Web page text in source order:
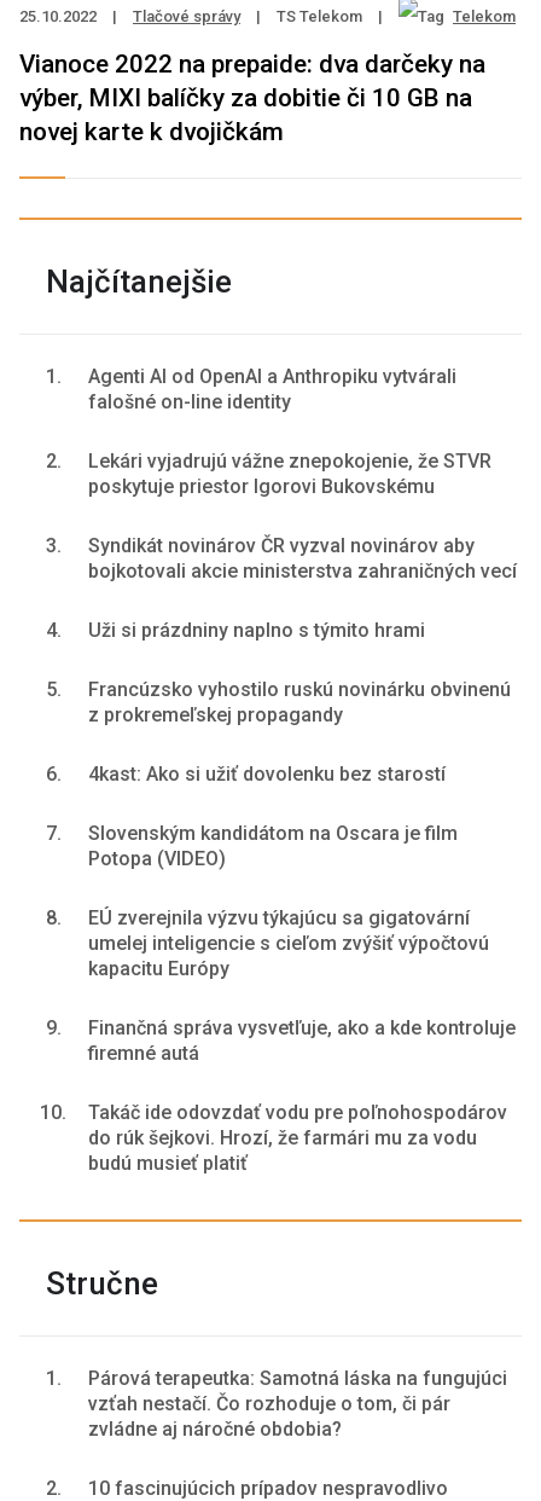
25.10.2022 | Tlačové správy | TS Telekom | Telekom
Vianoce 2022 na prepaide: dva darčeky na
výber, MIXI balíčky za dobitie či 10 GB na
novej karte k dvojičkám
Najčítanejšie
1.
Agenti AI od OpenAI a Anthropiku vytvárali
falošné on-line identity
2.
Lekári vyjadrujú vážne znepokojenie, že STVR
poskytuje priestor Igorovi Bukovskému
3.
Syndikát novinárov ČR vyzval novinárov aby
bojkotovali akcie ministerstva zahraničných vecí
4. Uži si prázdniny naplno s týmito hrami
5.
Francúzsko vyhostilo ruskú novinárku obvinenú
z prokremeľskej propagandy
6. 4kast: Ako si užiť dovolenku bez starostí
7.
Slovenským kandidátom na Oscara je film
Potopa (VIDEO)
8.
EÚ zverejnila výzvu týkajúcu sa gigatovární
umelej inteligencie s cieľom zvýšiť výpočtovú
kapacitu Európy
9.
Finančná správa vysvetľuje, ako a kde kontroluje
firemné autá
10.
Takáč ide odovzdať vodu pre poľnohospodárov
do rúk šejkovi. Hrozí, že farmári mu za vodu
budú musieť platiť
Stručne
1.
Párová terapeutka: Samotná láska na fungujúci
vzťah nestačí. Čo rozhoduje o tom, či pár
zvládne aj náročné obdobia?
2.
10 fascinujúcich prípadov nespravodlivo